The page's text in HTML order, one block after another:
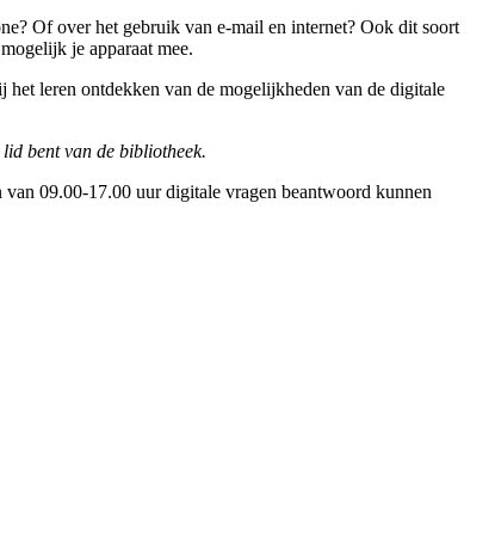
Of over het gebruik van e-mail en internet? Ook dit soort
je apparaat mee.
leren ontdekken van de mogelijkheden van de digitale
bent van de bibliotheek.
09.00-17.00 uur digitale vragen beantwoord kunnen